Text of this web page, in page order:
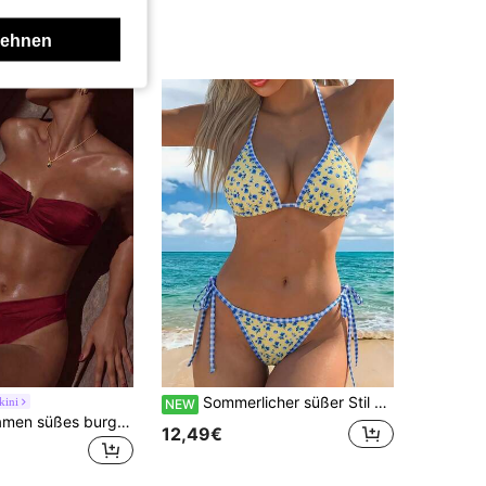
Swim Vcay Damen süßes burgunderrotes 2-teiliges Bikini-Set, Bandeau-Top mit V-Bügel & abnehmbarem Träger, hoch geschnittene V-Front freche Hose, glänzendes Sommer Strand Urlaub Outfit
NEW Sommerlicher süßer Stil Damen Spaghetti-Träger Zweiteiler Bikini Badeanzug Set für Strandurlaub
12,49€